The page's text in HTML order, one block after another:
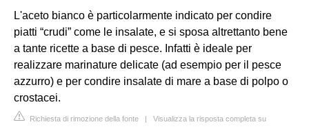
L'aceto bianco è particolarmente indicato per condire
piatti “crudi” come le insalate, e si sposa altrettanto bene
a tante ricette a base di pesce. Infatti è ideale per
realizzare marinature delicate (ad esempio per il pesce
azzurro) e per condire insalate di mare a base di polpo o
crostacei.
Richiesta di rimozione della fonte | Visualizza la risposta completa su